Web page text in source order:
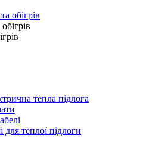
обігрів
тепла підлога
теплої підлоги